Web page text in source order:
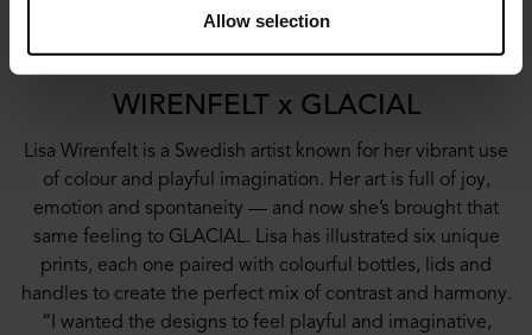
Allow selection
little taste of summer adventure.”
WIRENFELT x GLACIAL
Lisa Wirenfelt is a Swedish artist known for her vibrant use
of colour and playful imagination. Her art is full of joy,
emotion and spontaneity — and now she’s brought that
same feeling to GLACIAL. Lisa has illustrated six unique
prints, each one paired with colourful bottles, lids and
handles to create the perfect mix of contrast and harmony.
“I wanted the designs to feel playful and imaginative,